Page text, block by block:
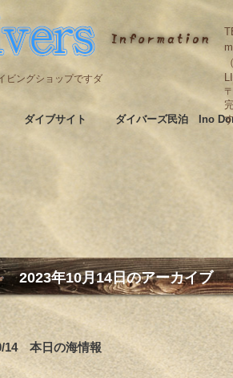
ビングショップですダ
ダイブサイト ダイバーズ民泊 Ino
2023年10月14日のアーカイブ
14 本日の海情報